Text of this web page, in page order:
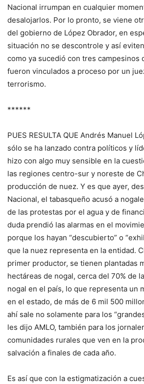
Nacional irrumpan en cualquier
desalojarlos. Por lo pronto, se viene
del gobierno de López Obrador, en
situación no se descontrole y así
como ya sucedió con tres campesinos
fueron vinculados a proceso por un
terrorismo.
******
PUES RESULTA QUE Andrés Manuel
sólo se ha lanzado contra políticos y
hizo con algo muy sensible en la
las regiones centro-sur y noreste de
producción de nuez. Y es que ayer,
Nacional, el tabasqueño acusó a
de las protestas por el agua y de
duda prendió las alarmas en el
porque los hayan “descubierto” o
que la nuez representa en la entidad.
primer productor, se tienen plantadas
hectáreas de nogal, cerca del 70% de
nogal en el país, lo que representa un
en el estado, de más de 6 mil 500
ahí sale no solamente para los
les dijo AMLO, también para los
comunidades rurales que ven en la
salvación a finales de cada año.
Es así que con la estigmatización a